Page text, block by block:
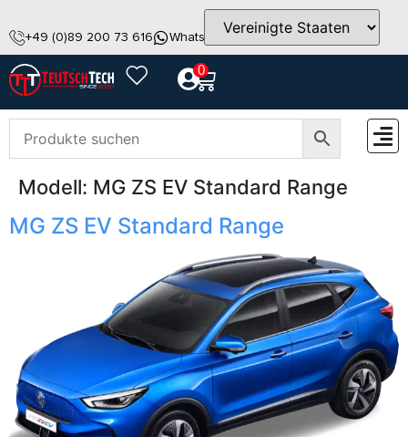
+49 (0)89 200 73 616 WhatsApp info@teutschtech.com
0
Modell: MG ZS EV Standard Range
MG ZS EV Standard Range